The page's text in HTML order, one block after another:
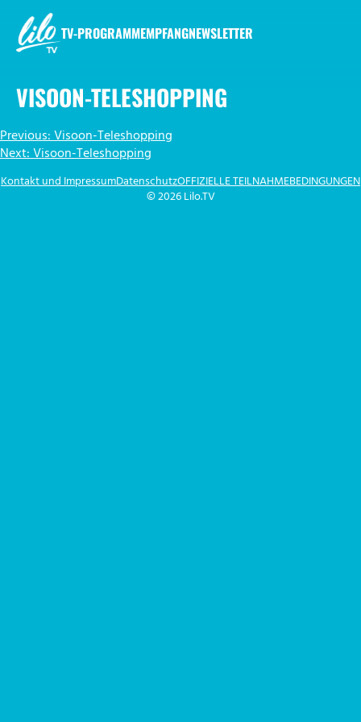
Inhalt
springen
TV-PROGRAMMEMPFANGNEWSLETTER
VISOON-TELESHOPPING
BEITRAGSNAVIGATION
Previous:Visoon-Teleshopping
Next:Visoon-Teleshopping
© 2026 Lilo.TV
Kontakt und ImpressumDatenschutzOFFIZIELLE TEILNAHMEBEDINGUNGEN